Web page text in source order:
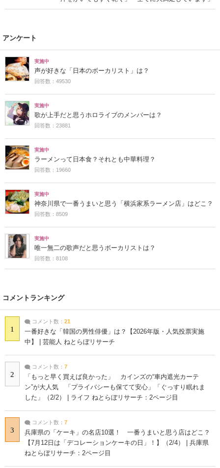
アンケート
実施中
声が好きな「日本のボーカリスト」は？
回答数：49530
実施中
歌が上手だと思うホロライブのメンバーは？
回答数：23881
実施中
ラーメンって日本食？それとも中華料理？
回答数：19660
実施中
神奈川県で一番うまいと思う「横浜家系ラーメン店」はどこ？
回答数：8509
実施中
唯一無二の歌声だと思うボーカリストは？
回答数：8108
コメントランキング
1
コメント数： 21
一番好きな「韓国の男性俳優」は？【2026年版・人気投票実施
中】 | 芸能人 ねとらぼリサーチ
2
コメント数： 7
「もっと早く買えば良かった」 カインズの“車内遮光カーテ
ン”が大人気 「プライバシーも保てて安心」「ぐっすり眠れま
した」（2/2） | ライフ ねとらぼリサーチ：2ページ目
3
コメント数： 7
兵庫県の「ケーキ」の名店10選！ 一番うまいと思う店はどこ？
【7月12日は「デコレーションケーキの日」！】（2/4） | 兵庫県
ねとらぼリサーチ：2ページ目